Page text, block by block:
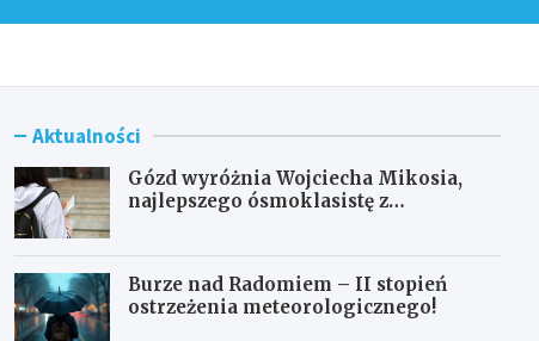
Aktualności
Gózd wyróżnia Wojciecha Mikosia,
najlepszego ósmoklasistę z
Burze nad Radomiem – II stopień
ostrzeżenia meteorologicznego!